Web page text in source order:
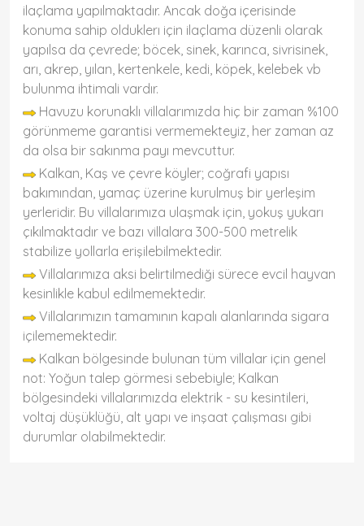
ilaçlama yapılmaktadır. Ancak doğa içerisinde
konuma sahip olduklerı için ilaçlama düzenli olarak
yapılsa da çevrede; böcek, sinek, karınca, sivrisinek,
arı, akrep, yılan, kertenkele, kedi, köpek, kelebek vb
bulunma ihtimali vardır.
Havuzu korunaklı villalarımızda hiç bir zaman %100
görünmeme garantisi vermemekteyiz, her zaman az
da olsa bir sakınma payı mevcuttur.
Kalkan, Kaş ve çevre köyler; coğrafi yapısı
bakımından, yamaç üzerine kurulmuş bir yerleşim
yerleridir. Bu villalarımıza ulaşmak için, yokuş yukarı
çıkılmaktadır ve bazı villalara 300-500 metrelik
stabilize yollarla erişilebilmektedir.
Villalarımıza aksi belirtilmediği sürece evcil hayvan
kesinlikle kabul edilmemektedir.
Villalarımızın tamamının kapalı alanlarında sigara
içilememektedir.
Kalkan bölgesinde bulunan tüm villalar için genel
not: Yoğun talep görmesi sebebiyle; Kalkan
bölgesindeki villalarımızda elektrik - su kesintileri,
voltaj düşüklüğü, alt yapı ve inşaat çalışması gibi
durumlar olabilmektedir.